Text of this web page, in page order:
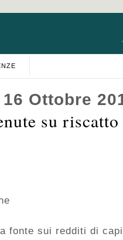
Ottobre
su
fonte sui redditi di